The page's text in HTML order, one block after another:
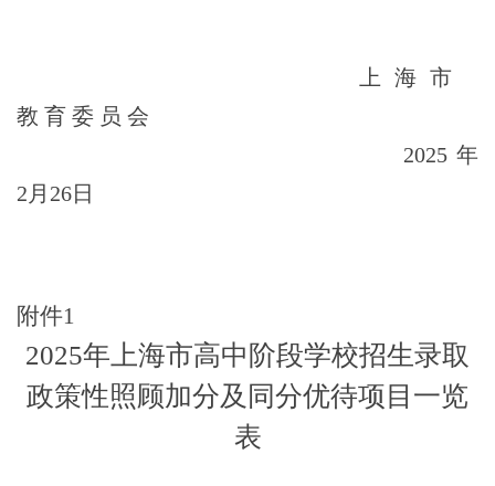
上 海 市
教 育 委 员 会
2025年
2月26日
附件1
2025年上海市高中阶段学校招生录取
政策性照顾加分及同分优待项目一览
表